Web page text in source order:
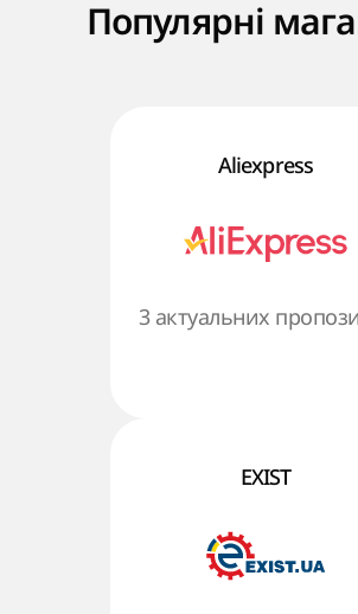
Популярні
Aliexpress
3 актуальних
EXIST